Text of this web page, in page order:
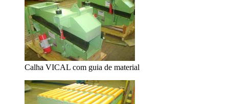
Calha VICAL com guia de material